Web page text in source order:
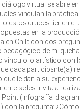
diálogo virtual se abre
vinculan la
estos cruces tienen el
en la
en Chile con dos
pedagógico de mi
vinculo lo artístico con
cada participante(a)
que le dan a su
se les invita a
Point (infografía,
con la pregunta: